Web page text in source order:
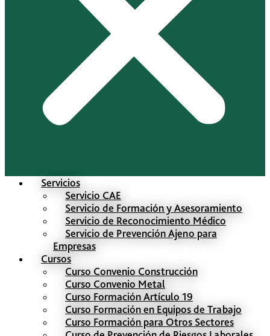
Servicios
Servicio CAE
Servicio de Formación y Asesoramiento
Servicio de Reconocimiento Médico
Servicio de Prevención Ajeno para
Empresas
Cursos
Curso Convenio Construcción
Curso Convenio Metal
Curso Formación Artículo 19
Curso Formación en Equipos de Trabajo
Curso Formación para Otros Sectores